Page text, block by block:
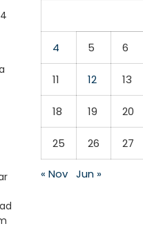
4 5 6
11 12 13
18 19 20
25 26 27
« Nov Jun »